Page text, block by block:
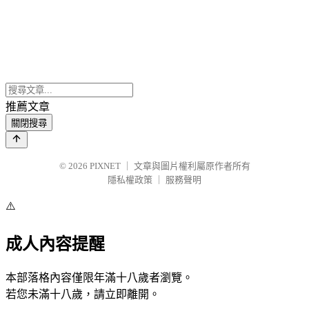
推薦文章
關閉搜尋
© 2026 PIXNET
文章與圖片權利屬原作者所有
隱私權政策
服務聲明
⚠️
成人內容提醒
本部落格內容僅限年滿十八歲者瀏覽。
若您未滿十八歲，請立即離開。